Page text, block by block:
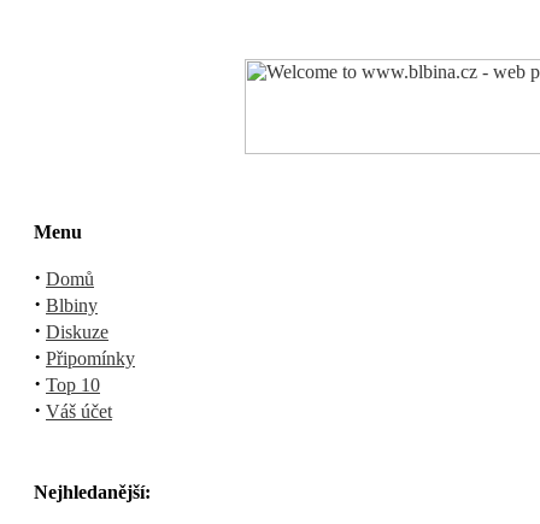
Menu
· Domů
· Blbiny
· Diskuze
· Připomínky
· Top 10
· Váš účet
Nejhledanější: